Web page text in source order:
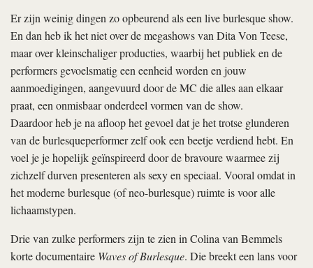
Er zijn weinig dingen zo opbeurend als een live burlesque show.
En dan heb ik het niet over de megashows van Dita Von Teese,
maar over kleinschaliger producties, waarbij het publiek en de
performers gevoelsmatig een eenheid worden en jouw
aanmoedigingen, aangevuurd door de MC die alles aan elkaar
praat, een onmisbaar onderdeel vormen van de show.
Daardoor heb je na afloop het gevoel dat je het trotse glunderen
van de burlesqueperformer zelf ook een beetje verdiend hebt. En
voel je je hopelijk geïnspireerd door de bravoure waarmee zij
zichzelf durven presenteren als sexy en speciaal. Vooral omdat in
het moderne burlesque (of neo-burlesque) ruimte is voor alle
lichaamstypen.
Drie van zulke performers zijn te zien in Colina van Bemmels
korte documentaire Waves of Burlesque. Die breekt een lans voor